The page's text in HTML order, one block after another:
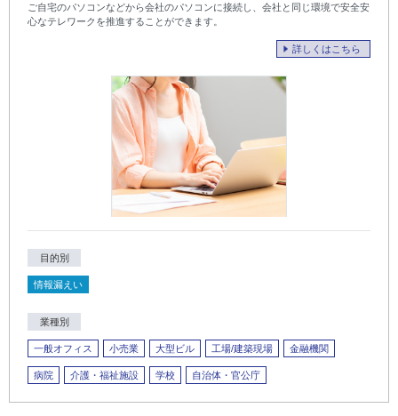
ご自宅のパソコンなどから会社のパソコンに接続し、会社と同じ環境で安全安
心なテレワークを推進することができます。
詳しくはこちら
目的別
情報漏えい
業種別
一般オフィス 小売業 大型ビル 工場/建築現場 金融機関
病院 介護・福祉施設 学校 自治体・官公庁